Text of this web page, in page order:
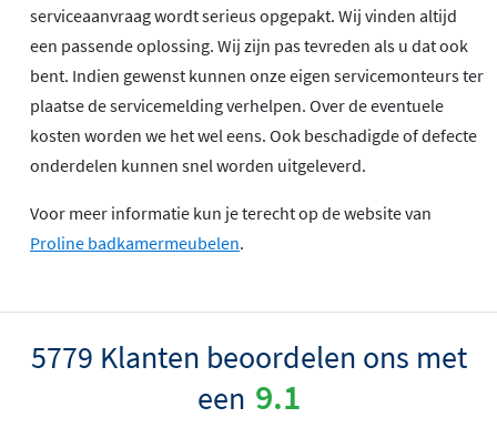
serviceaanvraag wordt serieus opgepakt. Wij vinden altijd
een passende oplossing. Wij zijn pas tevreden als u dat ook
bent. Indien gewenst kunnen onze eigen servicemonteurs ter
plaatse de servicemelding verhelpen. Over de eventuele
kosten worden we het wel eens. Ook beschadigde of defecte
onderdelen kunnen snel worden uitgeleverd.
Voor meer informatie kun je terecht op de website van
Proline badkamermeubelen.
5779 Klanten beoordelen ons met
een 9.1